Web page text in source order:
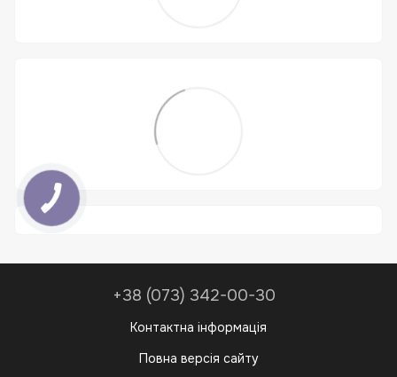
+38 (073) 342-00-30
Контактна інформація
Повна версія сайту